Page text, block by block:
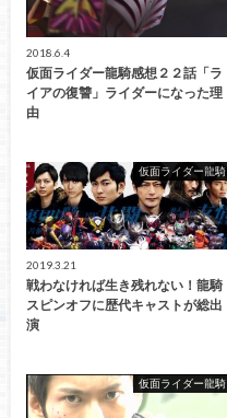
2018.6.4
仮面ライダー龍騎感想２２話「ラ
イアの復讐」ライダーになった理
由
仮面ライダー龍騎
2019.3.21
戦わなければ生き残れない！龍騎
スピンオフに歴代キャストが総出
演
仮面ライダー龍騎